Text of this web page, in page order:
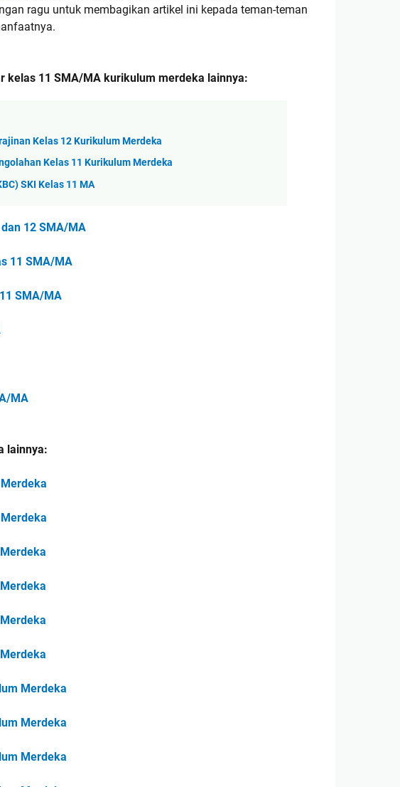
ragu untuk membagikan artikel ini kepada teman-teman
kelas 11 SMA/MA kurikulum merdeka lainnya:
Kelas 12 Kurikulum Merdeka
Kelas 11 Kurikulum Merdeka
SKI Kelas 11 MA
12 SMA/MA
11 SMA/MA
SMA/MA
MA
lainnya:
Merdeka
Merdeka
Merdeka